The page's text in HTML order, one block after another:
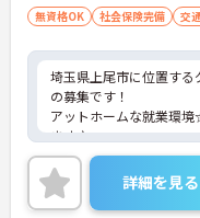
無資格OK 社会保険完備 交
埼玉県上尾市に位置す
の募集です！
アットホームな就業環
ます♪
ご興味ある方には、面
詳細をお話しいたします
い。
詳細を見る